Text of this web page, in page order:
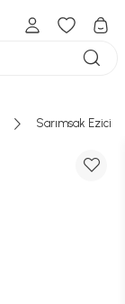
Sarımsak Ezici